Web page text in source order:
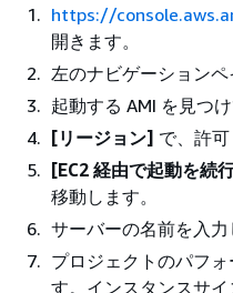
https://
開きます。
左のナビゲーションペ
起動する AMI を見つけ
[リージョン] で、許
[EC2 経由で起動を続
移動します。
サーバーの名前を入力
プロジェクトのパフ
す。インスタンスサ